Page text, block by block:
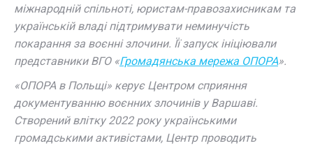
міжнародній спільноті, юристам-правозахисникам та
українській владі підтримувати неминучість
покарання за воєнні злочини. Її запуск ініціювали
представники ВГО «Громадянська мережа ОПОРА».
«ОПОРА в Польщі» керує Центром сприяння
документуванню воєнних злочинів у Варшаві.
Створений влітку 2022 року українськими
громадськими активістами, Центр проводить